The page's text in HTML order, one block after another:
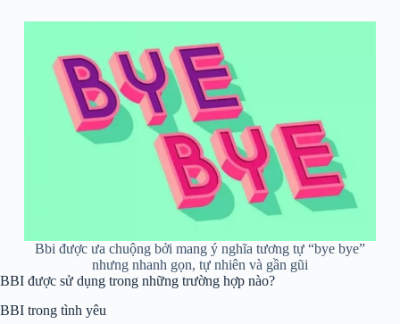
Bbi được ưa chuộng bởi mang ý nghĩa tương tự “bye bye”
nhưng nhanh gọn, tự nhiên và gần gũi
BBI được sử dụng trong những trường hợp nào?
BBI trong tình yêu